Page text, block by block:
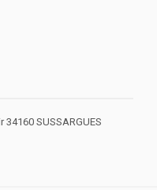
34160 SUSSARGUES